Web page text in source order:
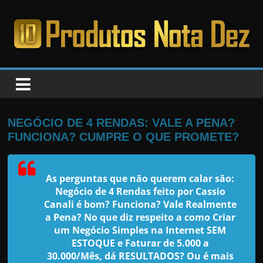
para
conteúdo
PRODUTOS
NOTA
DEZ
NEGÓCIO DE 4 RENDAS: VALE A PENA?
FUNCIONA? CUMPRE O QUE PROMETE?
As perguntas que não querem calar são:
Negócio de 4 Rendas feito por Cassio
Canali é bom? Funciona? Vale Realmente
a Pena? No que diz respeito a como Criar
um Negócio Simples na Internet SEM
ESTOQUE e Faturar de 5.000 a
30.000/Mês, dá RESULTADOS? Ou é mais